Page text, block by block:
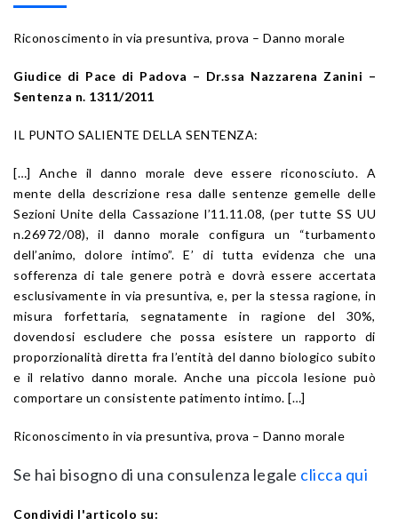
Riconoscimento in via presuntiva, prova – Danno morale
Giudice di Pace di Padova – Dr.ssa Nazzarena Zanini –
Sentenza n. 1311/2011
IL PUNTO SALIENTE DELLA SENTENZA:
[…] Anche il danno morale deve essere riconosciuto. A
mente della descrizione resa dalle sentenze gemelle delle
Sezioni Unite della Cassazione l’11.11.08, (per tutte SS UU
n.26972/08), il danno morale configura un “turbamento
dell’animo, dolore intimo”. E’ di tutta evidenza che una
sofferenza di tale genere potrà e dovrà essere accertata
esclusivamente in via presuntiva, e, per la stessa ragione, in
misura forfettaria, segnatamente in ragione del 30%,
dovendosi escludere che possa esistere un rapporto di
proporzionalità diretta fra l’entità del danno biologico subito
e il relativo danno morale. Anche una piccola lesione può
comportare un consistente patimento intimo. […]
Riconoscimento in via presuntiva, prova – Danno morale
Se hai bisogno di una consulenza legale clicca qui
Condividi l'articolo su: